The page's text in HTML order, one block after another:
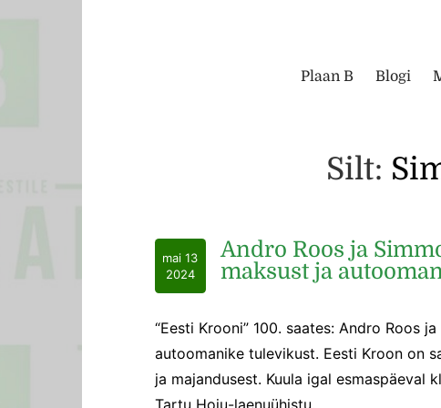
Plaan B Blogi
Silt:
mai 13
2024
Andro Roos ja
maksust ja
“Eesti Krooni” 100. saates: Andro Roos
autoomanike tulevikust. Eesti Kroon on
ja majandusest. Kuula igal esmaspäeval
Tartu Hoiu-laenuühistu.